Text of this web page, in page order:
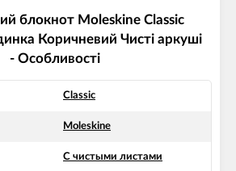
блокнот Moleskine Classic
Коричневий Чисті аркуші
- Особливості
Classic
Moleskine
С чистыми листами